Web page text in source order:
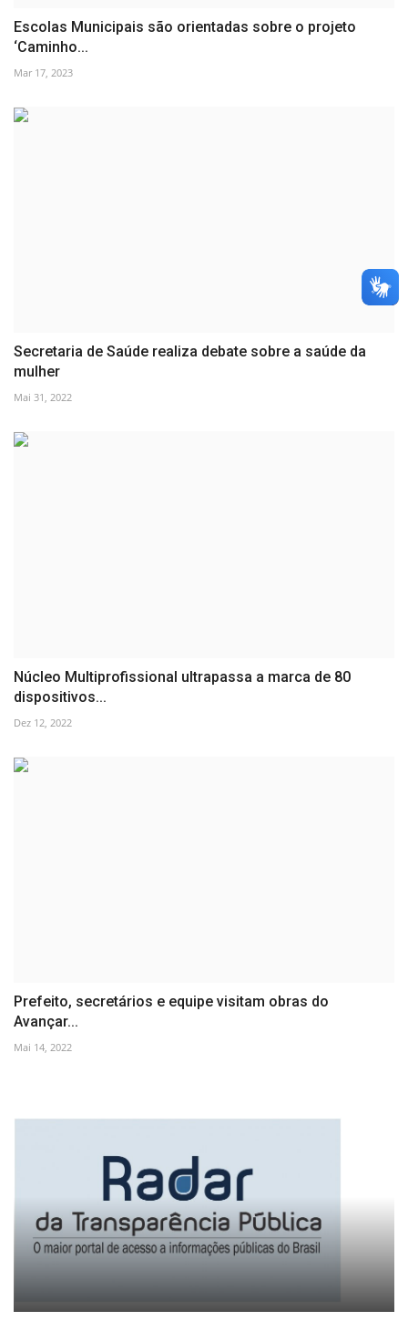
Escolas Municipais são orientadas sobre o projeto
‘Caminho...
Mar 17, 2023
Secretaria de Saúde realiza debate sobre a saúde da
mulher
Mai 31, 2022
Núcleo Multiprofissional ultrapassa a marca de 80
dispositivos...
Dez 12, 2022
Prefeito, secretários e equipe visitam obras do
Avançar...
Mai 14, 2022